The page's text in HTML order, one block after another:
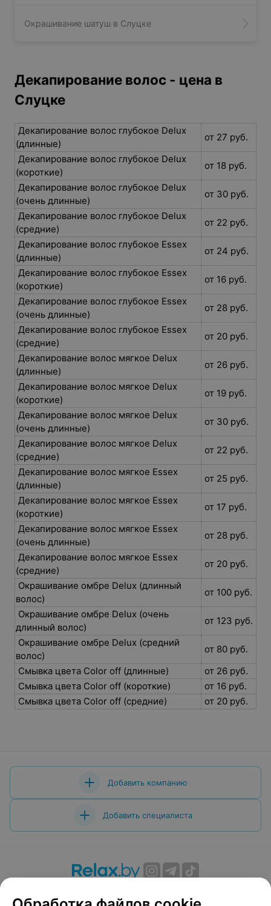
Окрашивание шатуш в Слуцке
Декапирование волос - цена в
Слуцке
Декапирование волос глубокое Delux
(длинные)
от 27 руб.
Декапирование волос глубокое Delux
(короткие)
от 18 руб.
Декапирование волос глубокое Delux
(очень длинные)
от 30 руб.
Декапирование волос глубокое Delux
(средние)
от 22 руб.
Декапирование волос глубокое Essex
(длинные)
от 24 руб.
Декапирование волос глубокое Essex
(короткие)
от 16 руб.
Декапирование волос глубокое Essex
(очень длинные)
от 28 руб.
Декапирование волос глубокое Essex
(средние)
от 20 руб.
Декапирование волос мягкое Delux
(длинные)
от 26 руб.
Декапирование волос мягкое Delux
(короткие)
от 19 руб.
Декапирование волос мягкое Delux
(очень длинные)
от 30 руб.
Декапирование волос мягкое Delux
(средние)
от 22 руб.
Декапирование волос мягкое Essex
(длинные)
от 25 руб.
Декапирование волос мягкое Essex
(короткие)
от 17 руб.
Декапирование волос мягкое Essex
(очень длинные)
от 28 руб.
Декапирование волос мягкое Essex
(средние)
от 20 руб.
Окрашивание омбре Delux (длинный
волос)
от 100 руб.
Окрашивание омбре Delux (очень
длинный волос)
от 123 руб.
Окрашивание омбре Delux (средний
волос)
от 80 руб.
Смывка цвета Color off (длинные)
от 26 руб.
Смывка цвета Color off (короткие)
от 16 руб.
Смывка цвета Color off (средние)
от 20 руб.
Добавить компанию
Добавить специалиста